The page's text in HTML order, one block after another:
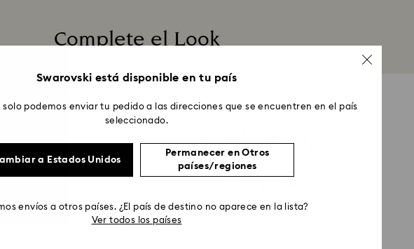
Complete el Look
Swarovski está disponible en tu país
solo podemos enviar tu pedido a las direcciones que se encuentren en el país
seleccionado.
a Estados Unidos
Permanecer en Otros
países/regiones
envíos a otros países. ¿El país de destino no aparece en la lista?
Ver todos los países